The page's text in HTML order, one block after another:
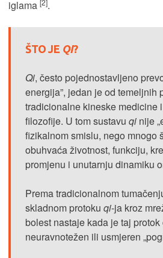
iglama [2].
ŠTO JE QI?
Qi, često pojednostavljeno
energija”, jedan je od temeljnih
tradicionalne kineske medicine
filozofije. U tom sustavu qi nije
fizikalnom smislu, nego mnogo
obuhvaća životnost, funkciju,
promjenu i unutarnju dinamiku
Prema tradicionalnom
skladnom protoku qi-ja kroz
bolest nastaje kada je taj
neuravnotežen ili usmjeren